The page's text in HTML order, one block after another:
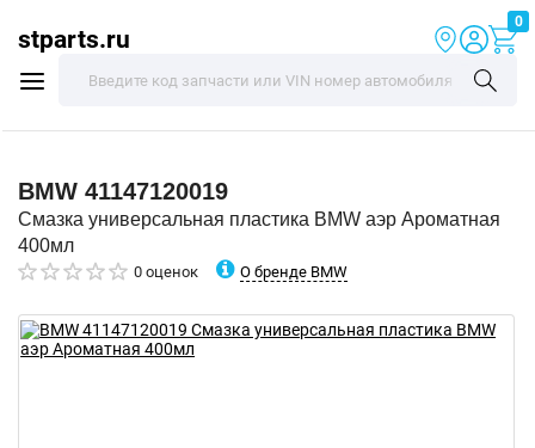
stparts.ru
0
BMW 41147120019
Смазка универсальная пластика BMW аэр Ароматная
400мл
0 оценок О бренде BMW